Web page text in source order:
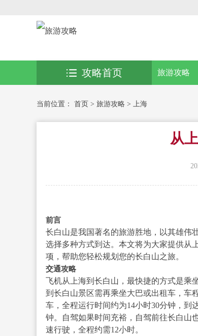
旅游攻略
攻略首页
当前位置： 首页 > 旅游攻略 > 上海
从
前言
长白山是我国著名的旅游胜地，以其雄伟
选择多种方式到达。本文将为大家提供从
项，帮助您轻松规划您的长白山之旅。
交通攻略
飞机从上海到长白山，最快捷的方式是乘
到长白山景区需再乘坐大巴或出租车，车
车，全程运行时间约为14小时30分钟，到
钟。自驾如果时间充裕，自驾前往长白山
速行驶，全程约需12小时。